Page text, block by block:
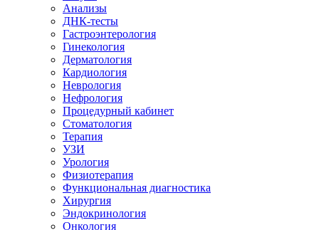
Анализы
ДНК-тесты
Гастроэнтерология
Гинекология
Дерматология
Кардиология
Неврология
Нефрология
Процедурный кабинет
Стоматология
Терапия
УЗИ
Урология
Физиотерапия
Функциональная диагностика
Хирургия
Эндокринология
Онкология